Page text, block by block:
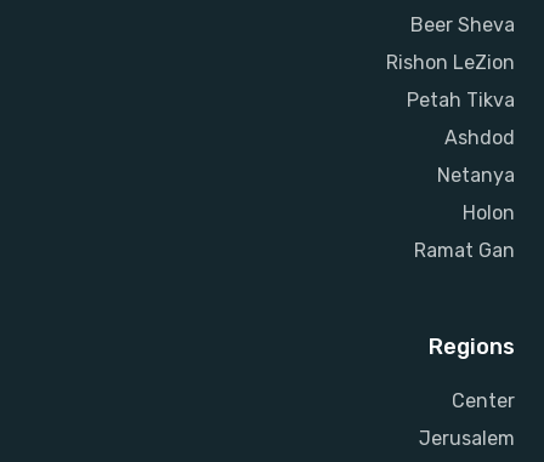
Beer Sheva
Rishon LeZion
Petah Tikva
Ashdod
Netanya
Holon
Ramat Gan
Regions
Center
Jerusalem